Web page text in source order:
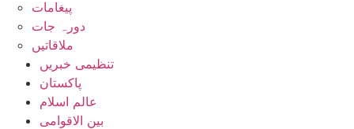
پیغامات
دورہ جات
ملاقاتیں
تنظیمی خبریں
پاکستان
عالم اسلام
بین الاقوامی